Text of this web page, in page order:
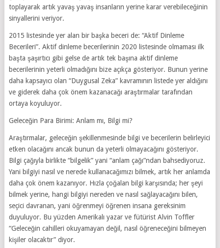
toplayarak artık yavaş yavaş insanların yerine karar verebileceğinin
sinyallerini veriyor.
2015 listesinde yer alan bir başka beceri de: “Aktif Dinleme
Becerileri”. Aktif dinleme becerilerinin 2020 listesinde olmaması ilk
başta şaşırtıcı gibi gelse de artık tek başına aktif dinleme
becerilerinin yeterli olmadığını bize açıkça gösteriyor. Bunun yerine
daha kapsayıcı olan “Duygusal Zeka” kavramının listede yer aldığını
ve giderek daha çok önem kazanacağı araştırmalar tarafından
ortaya koyuluyor.
Geleceğin Para Birimi: Anlam mı, Bilgi mi?
Araştırmalar, geleceğin şekillenmesinde bilgi ve becerilerin belirleyici
etken olacağını ancak bunun da yeterli olmayacağını gösteriyor.
Bilgi çağıyla birlikte “bilgelik” yani “anlam çağı”ndan bahsediyoruz.
Yani bilgiyi nasıl ve nerede kullanacağımızı bilmek, artık her anlamda
daha çok önem kazanıyor. Hızla çoğalan bilgi karşısında; her şeyi
bilmek yerine, hangi bilgiyi nereden ve nasıl sağlayacağını bilen,
seçici davranan, yani öğrenmeyi öğrenen insana gereksinim
duyuluyor. Bu yüzden Amerikalı yazar ve fütürist Alvin Toffler
“Geleceğin cahilleri okuyamayan değil, nasıl öğreneceğini bilmeyen
kişiler olacaktır” diyor.